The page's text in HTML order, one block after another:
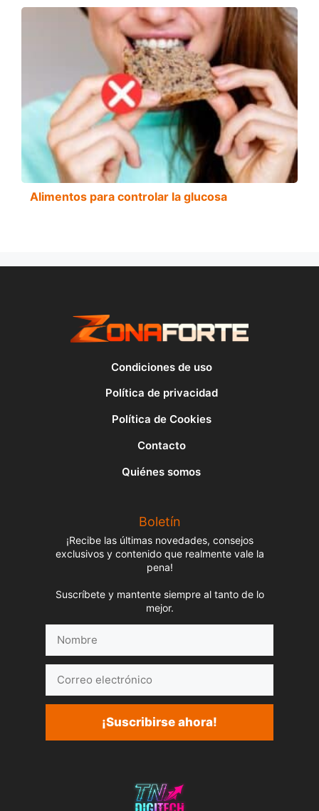
Alimentos para controlar la glucosa
Condiciones de uso
Política de privacidad
Política de Cookies
Contacto
Quiénes somos
Boletín
¡Recibe las últimas novedades, consejos
exclusivos y contenido que realmente vale la
pena!
Suscríbete y mantente siempre al tanto de lo
mejor.
electrónico
¡Suscribirse ahora!